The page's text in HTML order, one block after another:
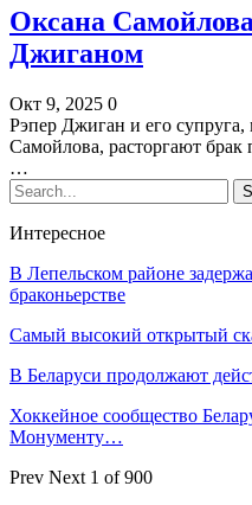
Оксана
Джиганом
Окт 9, 2025 0
Рэпер Джиган и его супруга,
Самойлова, расторгают брак
…
Интересное
В Лепельском районе
браконьерстве
Самый высокий открытый
В Беларуси продолжают
Хоккейное сообщество
Монументу…
Prev Next 1 of 900